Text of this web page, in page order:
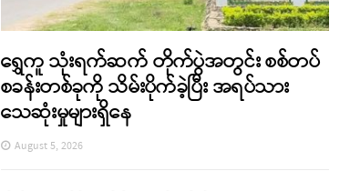
ရွှေကူ သုံးရက်ဆက် တိုက်ပွဲအတွင်း စစ်တပ်
စခန်းတစ်ခုကို သိမ်းပိုက်ခဲ့ပြီး အရပ်သား
သေဆုံးမှုများရှိနေ
August 5, 2026